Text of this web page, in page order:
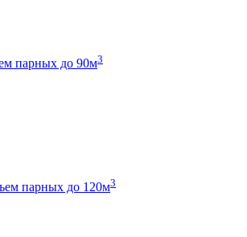
парных до 90м3
парных до 120м3